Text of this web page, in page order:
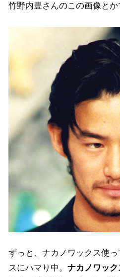
竹野内豊さんのこの画像とか
ずっと、ナカノワックス使
スにハマり中。ナカノワッ